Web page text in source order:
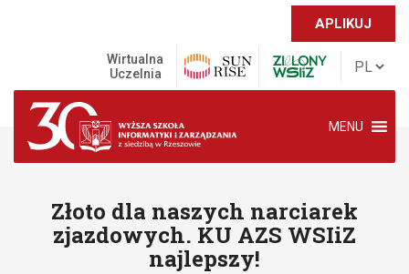
APLIKUJ
Wirtualna
Uczelnia
MENU
Złoto dla naszych narciarek
zjazdowych. KU AZS WSIiZ
najlepszy!